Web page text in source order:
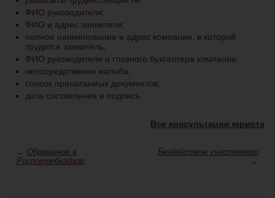
ФИО руководителя;
ФИО и адрес заявителя;
полное наименование и адрес компании, в которой
трудится заявитель;
ФИО руководителя и главного бухгалтера компании;
непосредственно жалоба;
список прилагаемых документов;
дата составления и подпись
Все консультации юриста
← Обращение в
Роспотребнадзор
Бездействие участкового
→